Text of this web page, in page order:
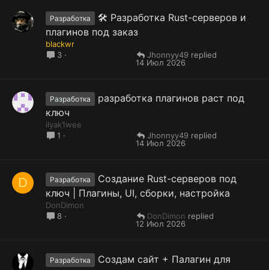
Разработка
🛠 Разработка Rust-серверов и
плагинов под заказ
blackwr
3
14 Июл 2026
Jhonnyy49
Разработка
разработка плагинов раст под
ключ
ilyak1wee
1
14 Июл 2026
Jhonnyy49
D Разработка
Создание Rust-серверов под
ключ | Плагины, UI, сборки, настройка
DonDimon
8
12 Июл 2026
DonDimon
Разработка
Cоздам сайт + Палагин для